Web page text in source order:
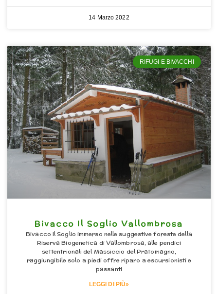
14 Marzo 2022
RIFUGI E BIVACCHI
Bivacco Il Soglio Vallombrosa
Bivacco Il Soglio immerso nelle suggestive foreste della
Riserva Biogenetica di Vallombrosa, alle pendici
settentrionali del Massiccio del Pratomagno,
raggiungibile solo a piedi offre riparo a escursionisti e
passanti
LEGGI DI PIÙ»